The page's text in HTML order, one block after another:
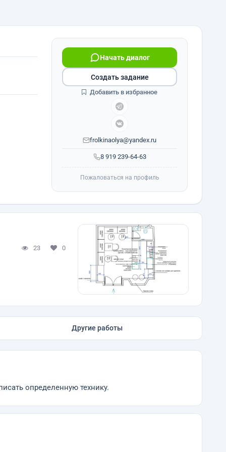
8 919 239-64-63
Начать диалог
frolkinaolya@yandex.ru
Создать задание
Добавить в избранное
Пожаловаться на профиль
23 0
Другие работы
определенную технику.